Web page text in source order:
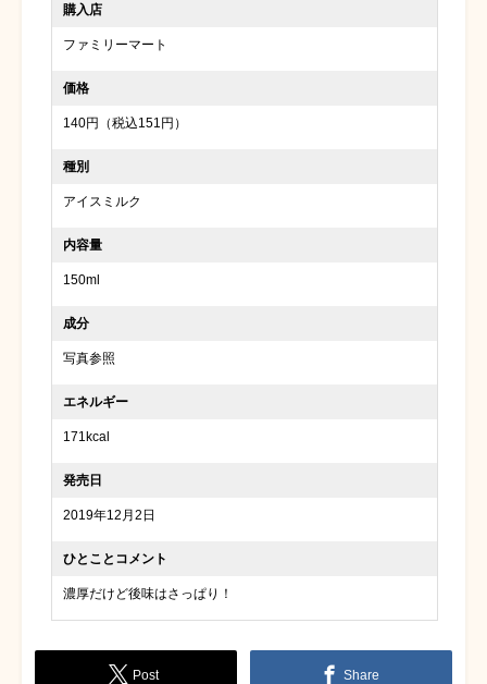
購入店
ファミリーマート
価格
140円（税込151円）
種別
アイスミルク
内容量
150ml
成分
写真参照
エネルギー
171kcal
発売日
2019年12月2日
ひとことコメント
濃厚だけど後味はさっぱり！
Post Share